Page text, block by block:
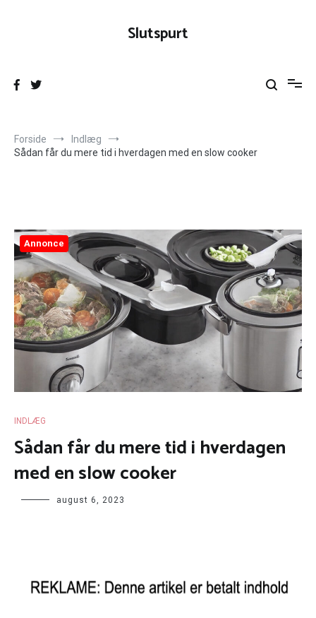
Slutspurt
Forside
Indlæg
Sådan får du mere tid i hverdagen med en slow cooker
Annonce
INDLÆG
Sådan får du mere tid i hverdagen
med en slow cooker
august 6, 2023